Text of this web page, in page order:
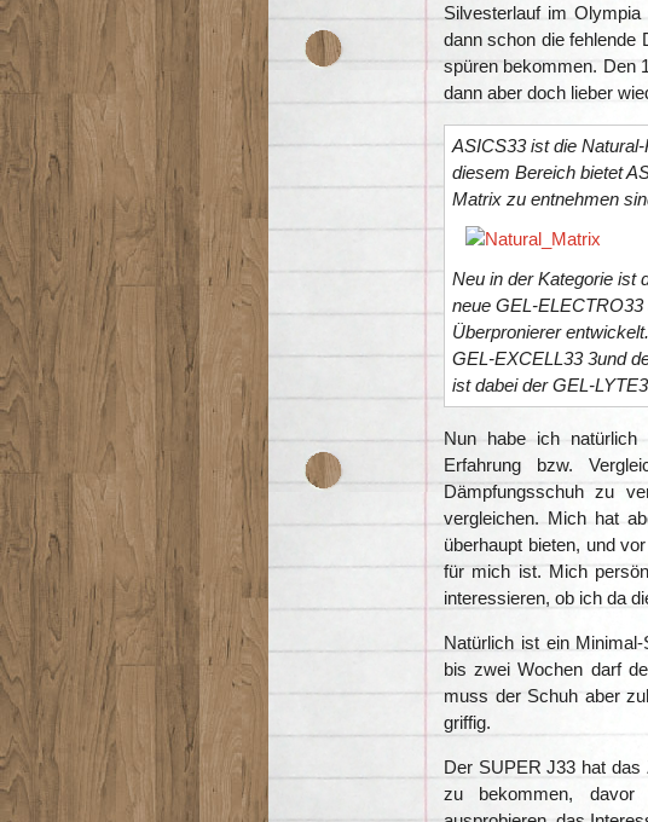
Silvesterlauf im
dann schon die fehlende
spüren bekommen. Den
dann aber doch lieber
ASICS33 ist die
diesem Bereich bietet
Matrix zu entnehmen
Neu in der Kategorie ist
neue GEL-
Überpronierer
GEL-EXCELL33 3und
ist dabei der GEL-
Nun habe ich
Erfahrung bzw.
Dämpfungsschuh zu
vergleichen. Mich hat
überhaupt bieten, und
für mich ist. Mich
interessieren, ob ich da
Natürlich ist ein
bis zwei Wochen darf
muss der Schuh aber
griffig.
Der SUPER J33 hat das
zu bekommen, davor